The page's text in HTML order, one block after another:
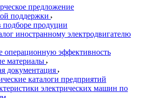
предложение
поддержки
продуции
иностранному электродвигателю
эффективность
материалы
документация
каталоги предприятий
электрических машин по